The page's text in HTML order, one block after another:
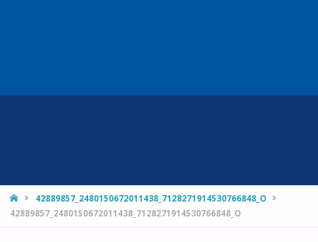
HOME42889857_2480150672011438_7128271914530766848_O
42889857_2480150672011438_7128271914530766848_O